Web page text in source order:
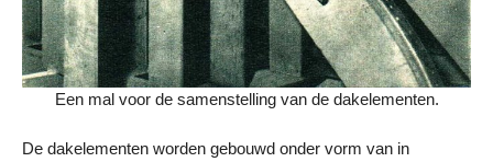
Een mal voor de samenstelling van de dakelementen.
De dakelementen worden gebouwd onder vorm van in